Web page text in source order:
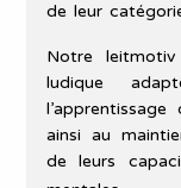
de leur
Notre
ludique
ainsi au
de leurs